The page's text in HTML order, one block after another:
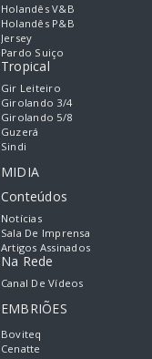
Holandês V&B
Holandês P&B
Jersey
Pardo Suiço
Tropical
Gir Leiteiro
Girolando 3/4
Girolando 5/8
Guzerá
Sindi
MIDIA
Conteúdos
Notícias
Sala De Imprensa
Artigos Assinados
Na Rede
Canal De Vídeos
EMBRIÕES
Boviteq
Cenatte